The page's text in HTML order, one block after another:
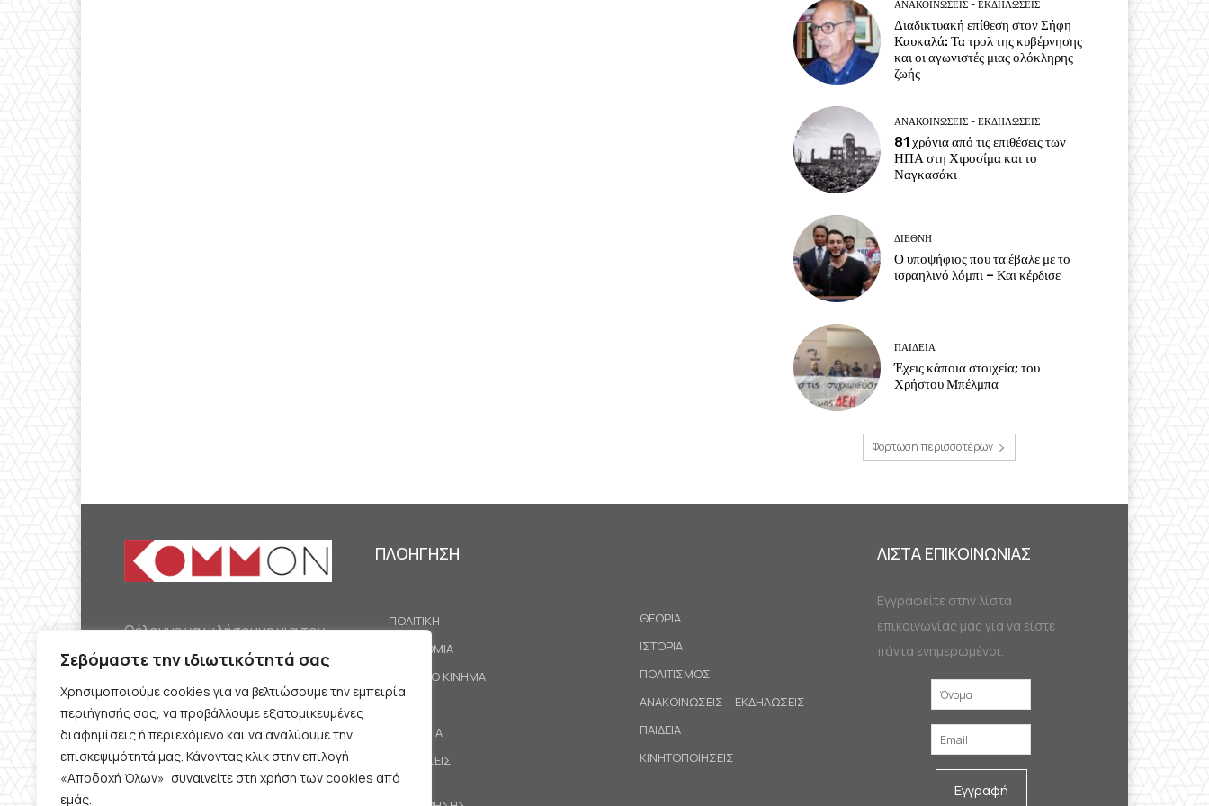
Σεβόμαστε την ιδιωτικότητά σας
Χρησιμοποιούμε cookies για να βελτιώσουμε την εμπειρία
περιήγησής σας, να προβάλλουμε εξατομικευμένες
διαφημίσεις ή περιεχόμενο και να αναλύουμε την
επισκεψιμότητά μας. Κάνοντας κλικ στην επιλογή
«Αποδοχή Όλων», συναινείτε στη χρήση των cookies από
εμάς.
ΑΝΑΚΟΙΝΩΣΕΙΣ - ΕΚΔΗΛΩΣΕΙΣ
Διαδικτυακή επίθεση στον Σήφη
Καυκαλά: Τα τρολ της κυβέρνησης
και οι αγωνιστές μιας ολόκληρης
ζωής
ΑΝΑΚΟΙΝΩΣΕΙΣ - ΕΚΔΗΛΩΣΕΙΣ
81 χρόνια από τις επιθέσεις των
ΗΠΑ στη Χιροσίμα και το
Ναγκασάκι
ΔΙΕΘΝΗ
Ο υποψήφιος που τα έβαλε με το
ισραηλινό λόμπι – Και κέρδισε
ΠΑΙΔΕΙΑ
Έχεις κάποια στοιχεία; του
Χρήστου Μπέλμπα
Φόρτωση περισσοτέρων
Θέλουμε να μιλήσουμε για τον
κομμουνισμό της εποχής μας,
την αναγκαία αλλά όχι
δεδομένη προοπτική.
Θέλουμε να μιλήσουμε
ταυτόχρονα για την
καθημερινή επιβίωση και τον
ΠΛΟΗΓΗΣΗ
ΠΟΛΙΤΙΚΗ
ΟΙΚΟΝΟΜΙΑ
ΕΡΓΑΤΙΚΟ ΚΙΝΗΜΑ
ΚΟΙΝΩΝΙΑ
ΠΡΟΤΑΣΕΙΣ
ΘΕΩΡΙΑ
ΙΣΤΟΡΙΑ
ΠΟΛΙΤΙΣΜΟΣ
ΑΝΑΚΟΙΝΩΣΕΙΣ – ΕΚΔΗΛΩΣΕΙΣ
ΠΑΙΔΕΙΑ
ΚΙΝΗΤΟΠΟΙΗΣΕΙΣ
ΛΙΣΤΑ ΕΠΙΚΟΙΝΩΝΙΑΣ
Εγγραφείτε στην λίστα
επικοινωνίας μας για να είστε
πάντα ενημερωμένοι.
Εγγραφή